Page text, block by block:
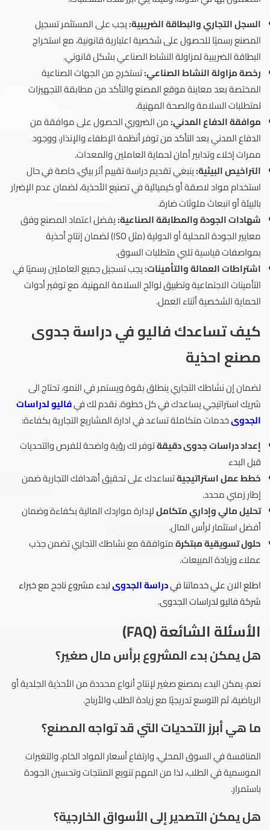
السجل التجاري والبطاقة الضريبية:يجب على المستثمر تسجيل
المصنع رسميًا للحصول على شخصية اعتبارية قانونية، مع استخراج
البطاقة الضريبية لمزاولة النشاط الصناعي بشكل قانوني.
رخصة مزاولة النشاط الصناعي:تستخرج من الجهات الصناعية
المختصة بعد معاينة موقع المصنع والتأكد من مطابقة التجهيزات
لمتطلبات السلامة والصحة المهنية.
موافقة الدفاع المدني:من الضروري الحصول على موافقة من
الدفاع المدني بعد التأكد من توفر أنظمة الإطفاء والإنذار، ووجود
ممرات إخلاء وتدابير أمان لحماية العاملين والمعدات.
التراخيص البيئية:ينبغي تقديم دراسة تقييم أثر بيئي، خاصة في حال
استخدام مواد لاصقة أو كيميائية في تصنيع الأحذية، لضمان عدم الإضرار
بالبيئة أو انبعاث ملوثات ضارة.
شهادات الجودة والمطابقة الصناعية:يفضل اعتماد المصنع وفق
معايير الجودة المحلية أو الدولية (مثل ISO) لضمان إنتاج أحذية
بمواصفات قياسية تلبي متطلبات السوق.
اشتراطات العمالة والتأمينات:يجب تسجيل جميع العاملين رسميًا في
التأمينات الاجتماعية وتطبيق لوائح السلامة المهنية، مع توفير أدوات
الحماية الشخصية أثناء العمل.
كيف تساعدك فاليو في دراسة جدوى
مصنع احذية
لضمان إن نشاطك التجاري ينطلق بقوة ويستمر في النمو، تحتاج الى
شريك استراتيجي يساعدك في كل خطوة. نقدم لك فيفاليو لدراسات
الجدوىخدمات متكاملة تساعد في ادارة المشاريع التجارية بكفاءة:
إعداد دراسات جدوى دقيقةتوفر لك رؤية واضحة للفرص والتحديات
قبل البدء
خطط عمل استراتيجيةتساعدك على تحقيق أهدافك التجارية ضمن
إطار زمني محدد.
تحليل مالي وإداري متكامللإدارة مواردك المالية بكفاءة وضمان
أفضل استثمار لرأس المال.
حلول تسويقية مبتكرةمتوافقة مع نشاطك التجاري تضمن جذب
عملاء وزيادة المبيعات.
اطلع الان علي خدماتنا فيدراسة الجدوىلبدء مشروع ناجح مع خبراء
شركة فاليو لدراسات الجدوى.
الأسئلة الشائعة (FAQ)
هل يمكن بدء المشروع برأس مال صغير؟
نعم، يمكن البدء بمصنع صغير لإنتاج أنواع محددة من الأحذية الجلدية أو
الرياضية، ثم التوسع تدريجيًا مع زيادة الطلب والأرباح.
ما هي أبرز التحديات التي قد تواجه المصنع؟
المنافسة في السوق المحلي، وارتفاع أسعار المواد الخام، والتغيرات
الموسمية في الطلب، لذا من المهم تنويع المنتجات وتحسين الجودة
باستمرار.
هل يمكن التصدير إلى الأسواق الخارجية؟